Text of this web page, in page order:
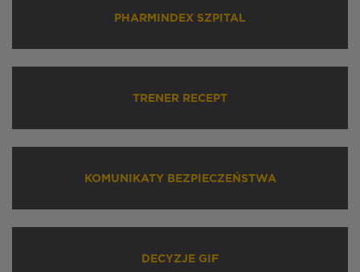
PHARMINDEX SZPITAL
TRENER RECEPT
KOMUNIKATY BEZPIECZEŃSTWA
DECYZJE GIF